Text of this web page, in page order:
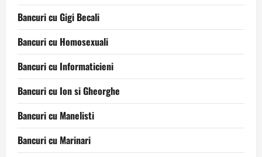
Bancuri cu Gigi Becali
Bancuri cu Homosexuali
Bancuri cu Informaticieni
Bancuri cu Ion si Gheorghe
Bancuri cu Manelisti
Bancuri cu Marinari